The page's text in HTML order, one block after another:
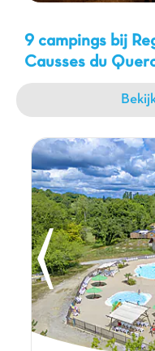
9 campings bij
Causses du